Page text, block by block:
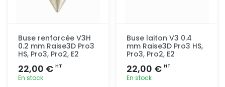
Buse renforcée V3H
0.2 mm Raise3D Pro3
HS, Pro3, Pro2, E2
22,00 € HT
En stock
Buse laiton V3 0.4
mm Raise3D Pro3 HS,
Pro3, Pro2, E2
22,00 € HT
En stock